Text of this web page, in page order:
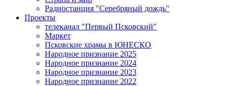
Радиостанция "Серебряный дождь"
Проекты
телеканал "Первый Псковский"
Маркет
Псковские храмы в ЮНЕСКО
Народное признание 2025
Народное признание 2024
Народное признание 2023
Народное признание 2022